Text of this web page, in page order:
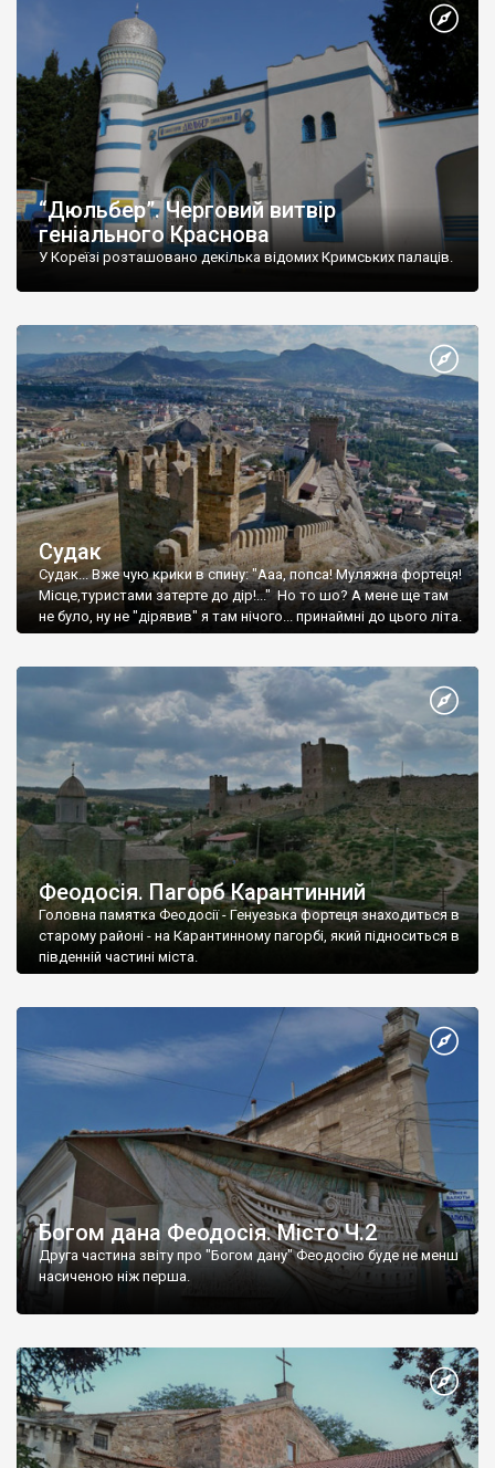
“Дюльбер”. Черговий витвір
геніального Краснова
У Кореїзі розташовано декілька відомих Кримських палаців.
Судак
Судак... Вже чую крики в спину: "Ааа, попса! Муляжна фортеця!
Місце,туристами затерте до дір!..." Но то шо? А мене ще там
не було, ну не "дірявив" я там нічого... принаймні до цього літа.
Феодосія. Пагорб Карантинний
Головна памятка Феодосії - Генуезька фортеця знаходиться в
старому районі - на Карантинному пагорбі, який підноситься в
південній частині міста.
Богом дана Феодосія. Місто Ч.2
Друга частина звіту про "Богом дану" Феодосію буде не менш
насиченою ніж перша.